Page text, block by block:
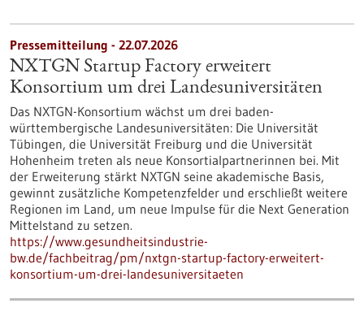
Pressemitteilung - 22.07.2026
NXTGN Startup Factory erweitert
Konsortium um drei Landesuniversitäten
Das NXTGN-Konsortium wächst um drei baden-
württembergische Landesuniversitäten: Die Universität
Tübingen, die Universität Freiburg und die Universität
Hohenheim treten als neue Konsortialpartnerinnen bei. Mit
der Erweiterung stärkt NXTGN seine akademische Basis,
gewinnt zusätzliche Kompetenzfelder und erschließt weitere
Regionen im Land, um neue Impulse für die Next Generation
Mittelstand zu setzen.
https://www.gesundheitsindustrie-
bw.de/fachbeitrag/pm/nxtgn-startup-factory-erweitert-
konsortium-um-drei-landesuniversitaeten